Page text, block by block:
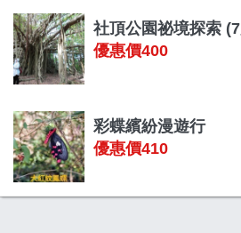
社頂公園祕境探索
優惠價400
彩蝶繽紛漫遊行
優惠價410